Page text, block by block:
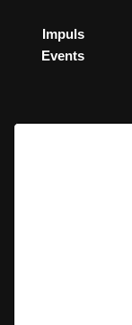
Impuls
Events